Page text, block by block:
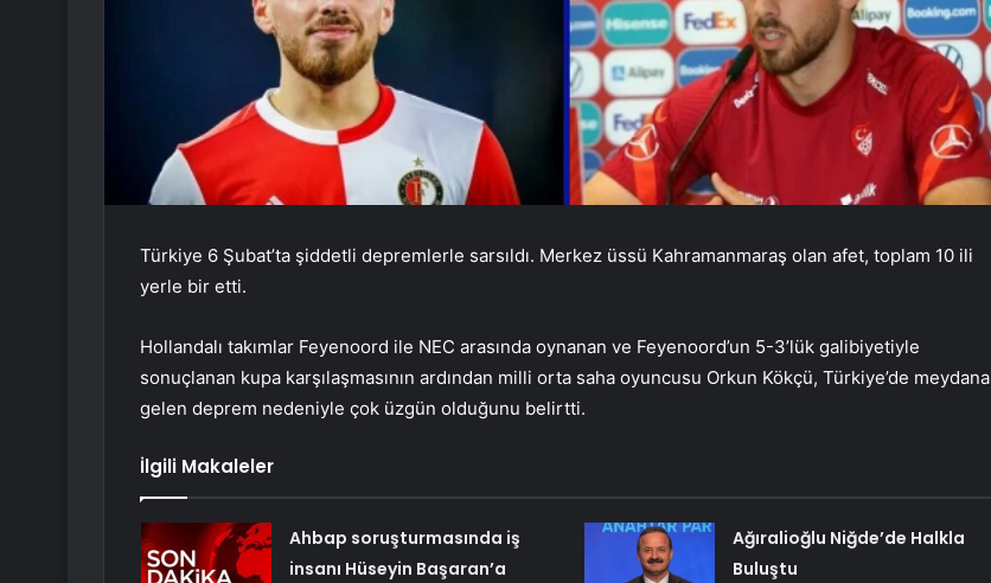
Türkiye 6 Şubat’ta şiddetli depremlerle sarsıldı. Merkez üssü Kahramanmaraş olan afet, toplam 10 ili
yerle bir etti.
Hollandalı takımlar Feyenoord ile NEC arasında oynanan ve Feyenoord’un 5-3’lük galibiyetiyle
sonuçlanan kupa karşılaşmasının ardından milli orta saha oyuncusu Orkun Kökçü, Türkiye’de meydana
gelen deprem nedeniyle çok üzgün olduğunu belirtti.
İlgili Makaleler
Ahbap soruşturmasında iş
insanı Hüseyin Başaran’a
Ağıralioğlu Niğde’de Halkla
Buluştu